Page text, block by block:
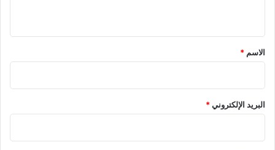
*
الاسم *
البريد الإلكتروني*